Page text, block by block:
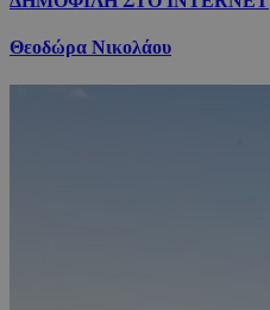
Θεοδώρα Νικολάου